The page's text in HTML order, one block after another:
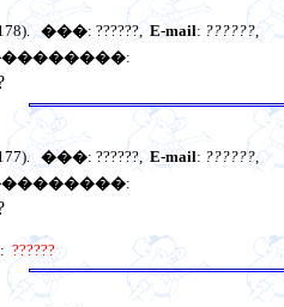
���: ??????,E-mail: ??????,
:
���: ??????,E-mail: ??????,
:
: ??????